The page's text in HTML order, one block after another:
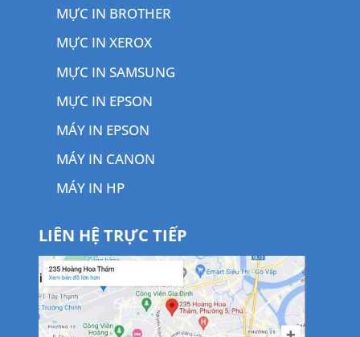
MỰC IN BROTHER
MỰC IN XEROX
MỰC IN SAMSUNG
MỰC IN EPSON
MÁY IN EPSON
MÁY IN CANON
MÁY IN HP
LIÊN HỆ TRỰC TIẾP